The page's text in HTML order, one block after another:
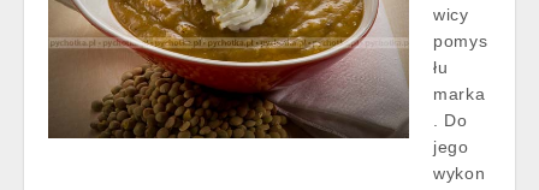
wicy
pomys
łu
marka
. Do
jego
wykon